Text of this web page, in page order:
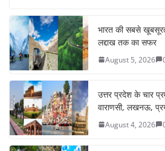
c
e
b
o
o
k
itt
er e
भारत की सबसे
लद्दाख तक का सफर
August 5, 2026
उत्तर प्रदेश के चार
वाराणसी, लखनऊ,
August 4, 2026